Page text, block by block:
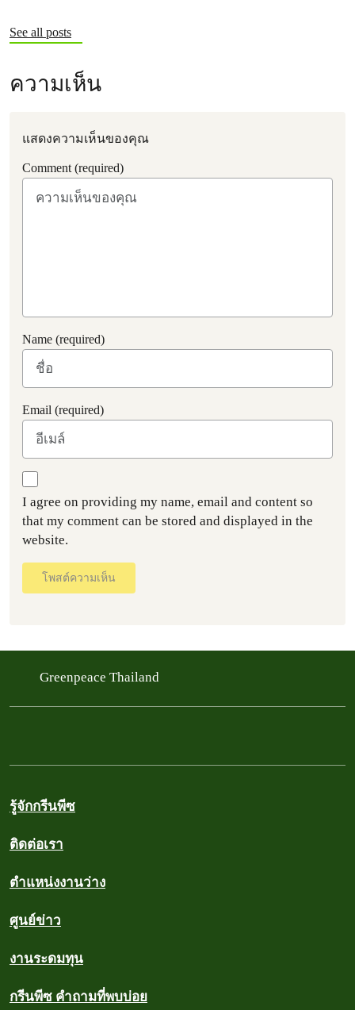
See all posts
ความเห็น
แสดงความเห็นของคุณ
Comment (required)
Name (required)
Email (required)
I agree on providing my name, email and content so
that my comment can be stored and displayed in the
website.
โพสต์ความเห็น
Greenpeace Thailand
รู้จักกรีนพีซ
ติดต่อเรา
ตำแหน่งงานว่าง
ศูนย์ข่าว
งานระดมทุน
กรีนพีซ คำถามที่พบบ่อย